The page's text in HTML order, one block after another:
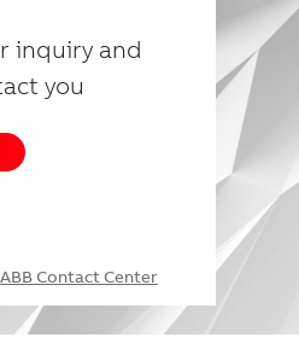
inquiry and
you
ABB Contact Center